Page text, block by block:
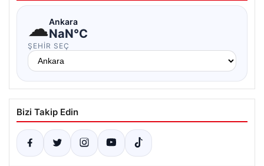
☁Ankara
NaN°C
ŞEHIR SEÇ
Bizi Takip Edin